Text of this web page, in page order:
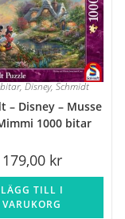
,Disney,Schmidt
– Disney – Musse
1000 bitar
179,00 kr
LÄGG TILL I
VARUKORG